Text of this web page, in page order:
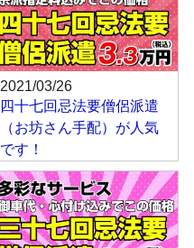
2021/03/26
四十七回忌法要僧侶派遣
（お坊さん手配）が人気
です！